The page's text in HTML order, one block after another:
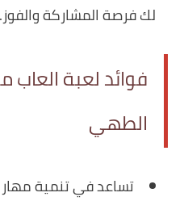
لك فرصة المشاركة والفوز.
فوائد لعبة
الطهي
تساعد في تنمية